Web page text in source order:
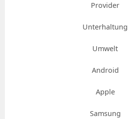
Provider
Unterhaltung
Umwelt
Android
Apple
Samsung